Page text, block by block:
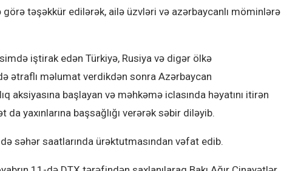
təşəkkür edilərək, ailə üzvləri və azərbaycanlı möminlərə
iştirak edən Türkiyə, Rusiya və digər ölkə
ətraflı məlumat verdikdən sonra Azərbaycan
aksiyasına başlayan və məhkəmə iclasında həyatını itirən
yaxınlarına başsağlığı verərək səbir diləyib.
səhər saatlarında ürəktutmasından vəfat edib.